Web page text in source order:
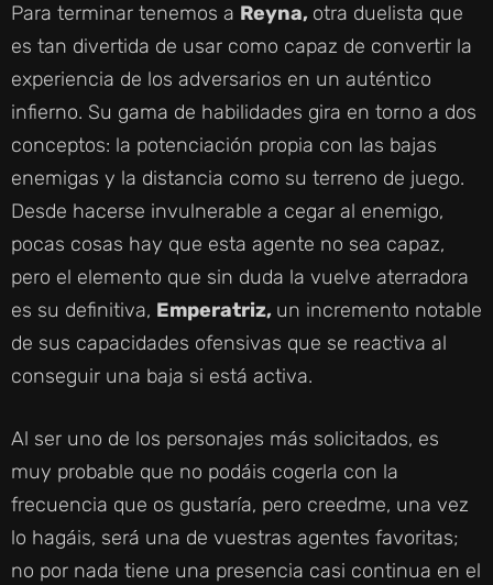
Para terminar tenemos a Reyna, otra duelista que
es tan divertida de usar como capaz de convertir la
experiencia de los adversarios en un auténtico
infierno. Su gama de habilidades gira en torno a dos
conceptos: la potenciación propia con las bajas
enemigas y la distancia como su terreno de juego.
Desde hacerse invulnerable a cegar al enemigo,
pocas cosas hay que esta agente no sea capaz,
pero el elemento que sin duda la vuelve aterradora
es su definitiva, Emperatriz, un incremento notable
de sus capacidades ofensivas que se reactiva al
conseguir una baja si está activa.
Al ser uno de los personajes más solicitados, es
muy probable que no podáis cogerla con la
frecuencia que os gustaría, pero creedme, una vez
lo hagáis, será una de vuestras agentes favoritas;
no por nada tiene una presencia casi continua en el